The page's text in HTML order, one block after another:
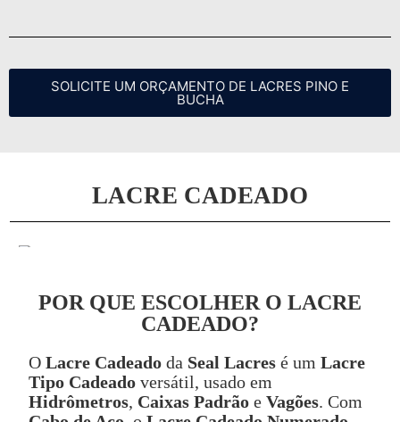
SOLICITE UM ORÇAMENTO DE LACRES PINO E
BUCHA
LACRE CADEADO
POR QUE ESCOLHER O LACRE
CADEADO?
O Lacre Cadeado da Seal Lacres é um Lacre
Tipo Cadeado versátil, usado em
Hidrômetros, Caixas Padrão e Vagões. Com